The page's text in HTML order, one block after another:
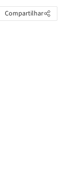
Compartilhar